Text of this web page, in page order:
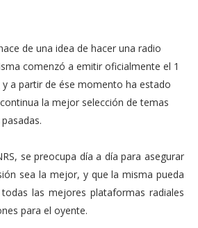
de una idea de hacer una radio
comenzó a emitir oficialmente el 1
a partir de ése momento ha estado
la mejor selección de temas
se preocupa día a día para asegurar
sea la mejor, y que la misma pueda
las mejores plataformas radiales
para el oyente.